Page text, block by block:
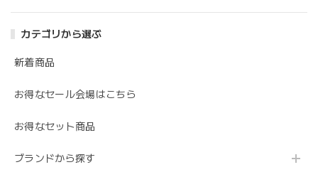
カテゴリから選ぶ
新着商品
お得なセール会場はこちら
お得なセット商品
ブランドから探す